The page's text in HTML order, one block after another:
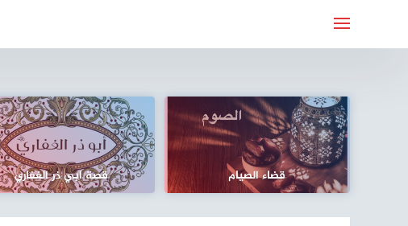
قضاء الصيام قصة ابي ذر الغفاري